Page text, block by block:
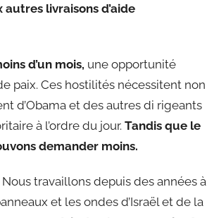
livraisons d’aide
d’un mois, une opportunité
paix. Ces hostilités nécessitent non
d’Obama et des autres di rigeants
à l’ordre du jour. Tandis que le
demander moins.
travaillons depuis des années à
et les ondes d’Israël et de la